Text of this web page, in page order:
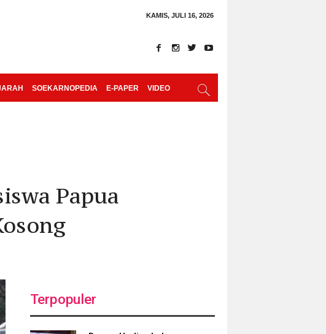
KAMIS, JULI 16, 2026
SOEKARNOPEDIA E-PAPER VIDEO
Papua
Terpopuler